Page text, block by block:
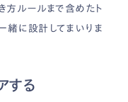
方ルールまで含めたト
緒に設計してまいりま
する